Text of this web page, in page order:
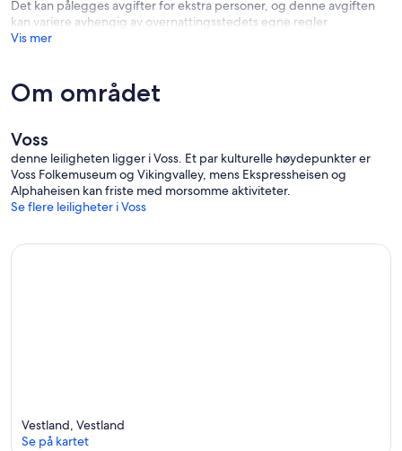
Det kan pålegges avgifter for ekstra personer, og denne avgiften
kan variere avhengig av overnattingsstedets egne regler
Vis mer
Om området
Voss
denne leiligheten ligger i Voss. Et par kulturelle høydepunkter er
Voss Folkemuseum og Vikingvalley, mens Ekspressheisen og
Alphaheisen kan friste med morsomme aktiviteter.
Se flere leiligheter i Voss
Vestland, Vestland
Se på kartet